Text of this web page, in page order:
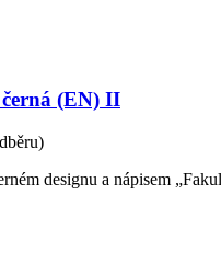
(EN) II
designu a nápisem